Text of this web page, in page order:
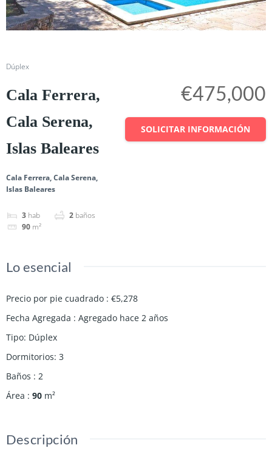
Dúplex
Cala Ferrera,
Cala Serena,
Islas Baleares
Cala Ferrera, Cala Serena,
Islas Baleares
3 hab 2 baños
90 m²
€475,000
SOLICITAR INFORMACIÓN
Lo esencial
Precio por pie cuadrado : €5,278
Fecha Agregada : Agregado hace 2 años
Tipo: Dúplex
Dormitorios: 3
Baños : 2
Área : 90 m²
Descripción